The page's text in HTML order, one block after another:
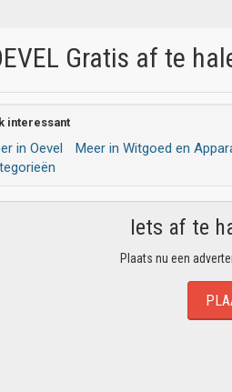
Gratis af te
interessant
in Oevel Meer in Witgoed en
Iets af te
Plaats nu een